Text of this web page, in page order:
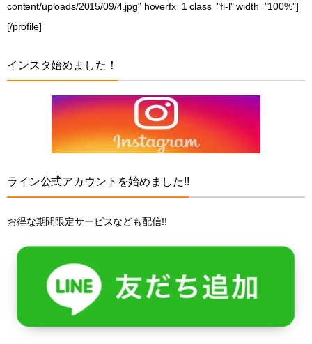
content/uploads/2015/09/4.jpg" hoverfx=1 class="fl-l" width="100%"]
[/profile]
インスタ始めました！
ライン公式アカウントを始めました!!
お得な期間限定サービスなども配信!!